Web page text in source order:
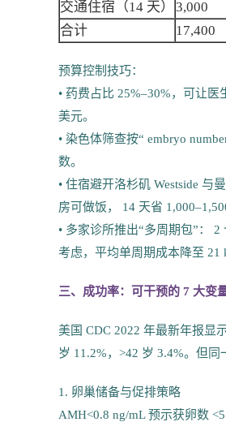
交通住宿（14 天）
3,000
合计
17,400
预算控制技巧：
• 药费占比 25%–30%，可让
美元。
• 染色体筛查按“ embryo
数。
• 住宿避开洛杉矶 Westside 与
房可做饭， 14 天省
• 多家诊所推出“多周期包”：
考虑，平均单周期成本降至 21
三、成功率：可干预的 7 大变
美国 CDC 2022 年最新年报显
岁 11.2%，>42 岁 3.4%。但
1. 卵巢储备与促排策略
AMH<0.8 ng/mL 预示获卵数